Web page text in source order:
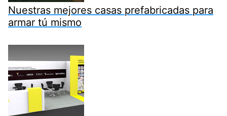
Nuestras mejores casas prefabricadas para
armar tú mismo